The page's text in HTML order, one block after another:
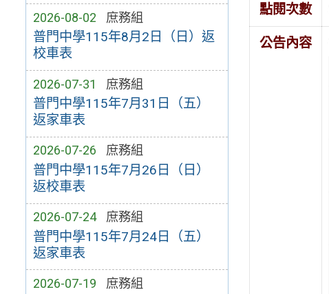
2026-08-02 庶務組
普門中學115年8月2日（日）返
校車表
2026-07-31 庶務組
普門中學115年7月31日（五）
返家車表
2026-07-26 庶務組
普門中學115年7月26日（日）
返校車表
2026-07-24 庶務組
普門中學115年7月24日（五）
返家車表
2026-07-19 庶務組
點閱次數
公告內容